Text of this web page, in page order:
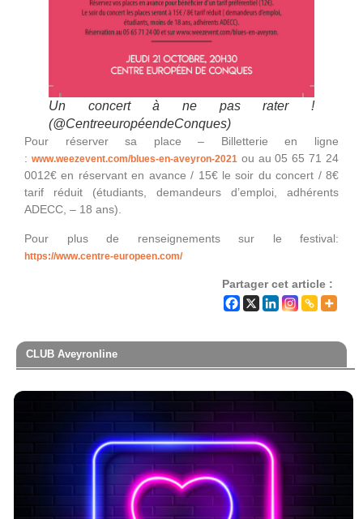
Un concert à ne pas rater !
(@CentreeuropéendeConques)
Pour réserver sa place – Billetterie en ligne
: www.weezevent.com/blues-en-aveyron-2021 ou au 05 65 71 24
0012€ en réservant en avance / 15€ le soir du concert / 8€
tarif réduit (étudiants, demandeurs d’emploi, adhérents
ADECC, – 18 ans).
Pour plus de renseignements sur le festival:
https://www.centre-europeen.com/
Partager cet article :
CLUB Aveyronline